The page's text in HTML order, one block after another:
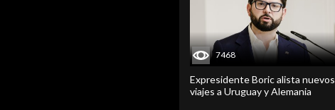
7468
Expresidente Boric alista nuevos
viajes a Uruguay y Alemania